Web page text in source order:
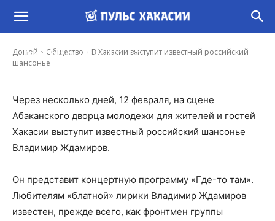
Домой Общество
В Хакасии выступит известный российский
шансонье
В Хакасии выступит известный российский
шансонье
Ирина Гусева - 9 Фев, 2020 15:45
Через несколько дней, 12 февраля, на сцене
Абаканского дворца молодежи для жителей и гостей
Хакасии выступит известный российский шансонье
Владимир Ждамиров.
Он представит концертную программу «Где-то там».
Любителям «блатной» лирики Владимир Ждамиров
известен, прежде всего, как фронтмен группы